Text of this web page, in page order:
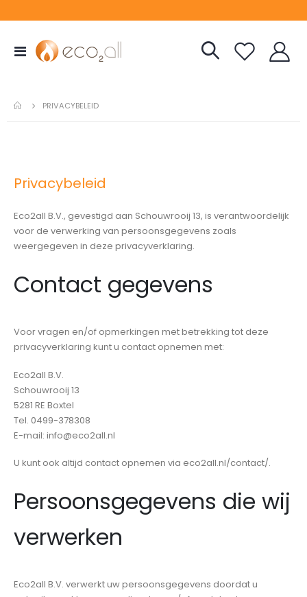
Toggle
Nav
PRIVACYBELEID
Privacybeleid
Eco2all B.V., gevestigd aan Schouwrooij 13, is verantwoordelijk
voor de verwerking van persoonsgegevens zoals
weergegeven in deze privacyverklaring.
Contact gegevens
Voor vragen en/of opmerkingen met betrekking tot deze
privacyverklaring kunt u contact opnemen met:
Eco2all B.V.
Schouwrooij 13
5281 RE Boxtel
Tel. 0499-378308
E-mail: info@eco2all.nl
U kunt ook altijd contact opnemen via eco2all.nl/contact/.
Persoonsgegevens die wij
verwerken
Eco2all B.V. verwerkt uw persoonsgegevens doordat u